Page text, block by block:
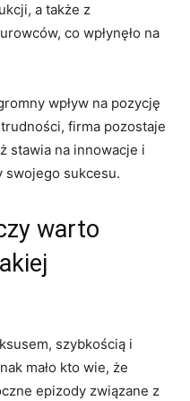
​a także ‌z
co wpłynęło na
wpływ‌ na pozycję​
firma pozostaje
stawia na ‌innowacje i
swojego sukcesu.
warto
szybkością i
mało kto wie,‌ że
epizody ​związane z